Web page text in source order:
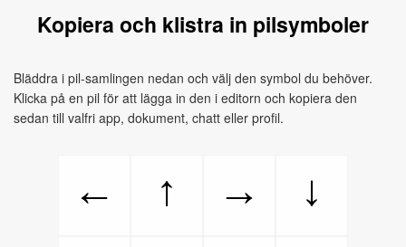
Kopiera och klistra in pilsymboler
Bläddra i pil-samlingen nedan och välj den symbol du behöver.
Klicka på en pil för att lägga in den i editorn och kopiera den
sedan till valfri app, dokument, chatt eller profil.
← ↑ →
↓